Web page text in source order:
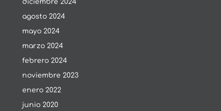
diciembre 2024
agosto 2024
mayo 2024
marzo 2024
febrero 2024
noviembre 2023
enero 2022
junio 2020